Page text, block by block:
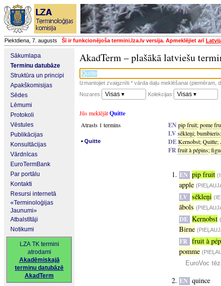
Piektdiena, 7. augusts Šī ir funkcionējoša termini.lza.lv versija. Apmeklējiet arī
Sākumlapa
Terminu datubāze
Struktūra un principi
Apakškomisijas
Sēdes
Lēmumi
Protokoli
Vēstules
Publikācijas
Konsultācijas
Vārdnīcas
EuroTermBank
Par portālu
Kontakti
Resursi internetā
«Terminoloģijas
Jaunumi»
Atbalstītāji
Notikumi
LZA TK termini
atrodami
Akadēmiskajā
terminu datubāzē
AkadTerm
AkadTerm – plašākā latviešu
Izmantojiet zvaigznīti * vārda daļu meklēšanai (piemēram,
Nozares:
Visas ▾ Kolekcijas: Visas ▾
Jūs meklējātQuitte
Atrasts 1 termins
▪ Quitte
ENpip fruit;pome
LVsēkleņi;bumbieris
DEKernobst;Quitte;
FRfruit à pépins;
EN pip fruit
apple
LV sēkleņi
ābols
DE Kernobst
Birne
FR fruit à
pomme
EuroVoc
EN quince